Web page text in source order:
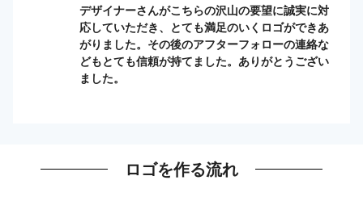
デザイナーさんがこちらの沢山の要望に誠実に対
応していただき、とても満足のいくロゴができあ
がりました。その後のアフターフォローの連絡な
どもとても信頼が持てました。ありがとうござい
ました。
ロゴを作る流れ